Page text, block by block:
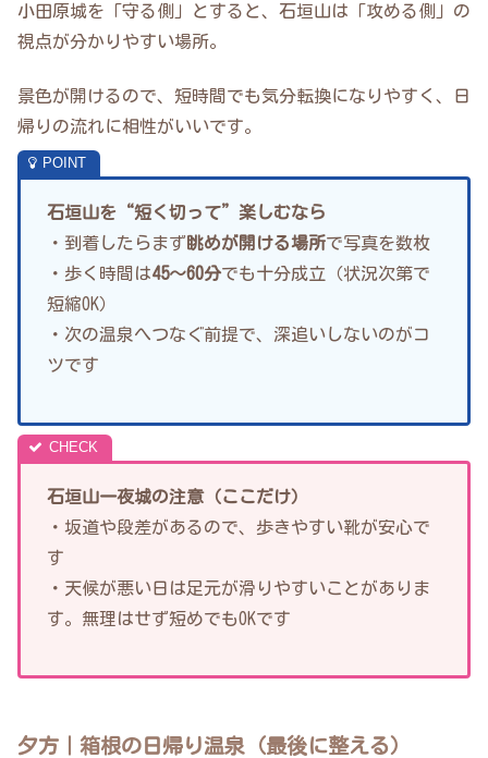
小田原城を「守る側」とすると、石垣山は「攻める側」の
視点が分かりやすい場所。
景色が開けるので、短時間でも気分転換になりやすく、日
帰りの流れに相性がいいです。
石垣山を“短く切って”楽しむなら
・到着したらまず眺めが開ける場所で写真を数枚
・歩く時間は45〜60分でも十分成立（状況次第で
短縮OK）
・次の温泉へつなぐ前提で、深追いしないのがコ
ツです
石垣山一夜城の注意（ここだけ）
・坂道や段差があるので、歩きやすい靴が安心で
す
・天候が悪い日は足元が滑りやすいことがありま
す。無理はせず短めでもOKです
夕方｜箱根の日帰り温泉（最後に整える）